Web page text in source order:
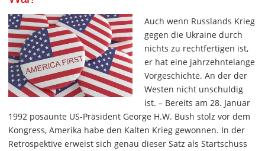
Auch wenn Russlands Krieg
gegen die Ukraine durch
nichts zu rechtfertigen ist,
er hat eine jahrzehntelange
Vorgeschichte. An der der
Westen nicht unschuldig
ist. – Bereits am 28. Januar
1992 posaunte US-Präsident George H.W. Bush stolz vor dem
Kongress, Amerika habe den Kalten Krieg gewonnen. In der
Retrospektive erweist sich genau dieser Satz als Startschuss